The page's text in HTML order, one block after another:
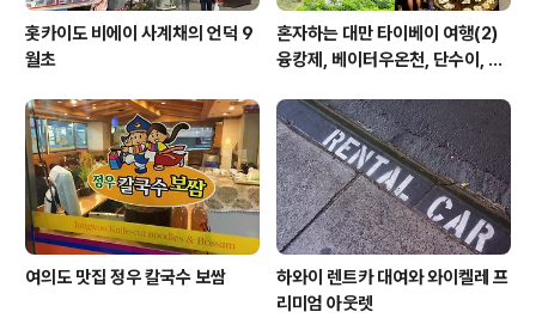
홋카이도 비에이 사계채의 언덕 9
월초
혼자하는 대만 타이베이 여행(2)
융캉제, 베이터우온천, 단수이, 스
여의도 맛집 정우 칼국수 보쌈
하와이 렌트카 대여와 와이켈레 프
리미엄 아웃렛